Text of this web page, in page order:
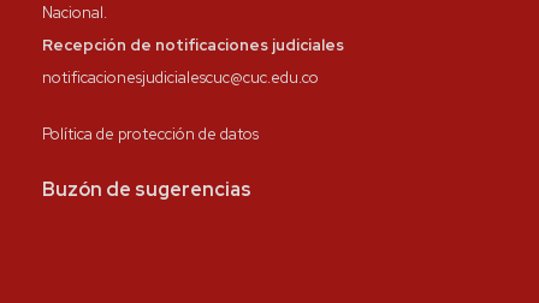
Nacional.
Recepción de notificaciones judiciales
notificacionesjudicialescuc@cuc.edu.co
Política de protección de datos
Buzón de sugerencias